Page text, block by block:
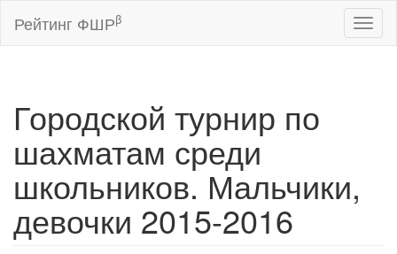
Рейтинг ФШРβ
Городской турнир по
шахматам среди
школьников. Мальчики,
девочки 2015-2016